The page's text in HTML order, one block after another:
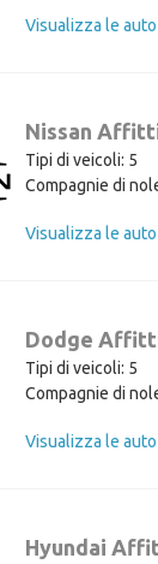
Visualizza le
Nissan
Tipi di veicoli: 5
Compagnie di
Visualizza le
Dodge
Tipi di veicoli: 5
Compagnie di
Visualizza le
Hyundai